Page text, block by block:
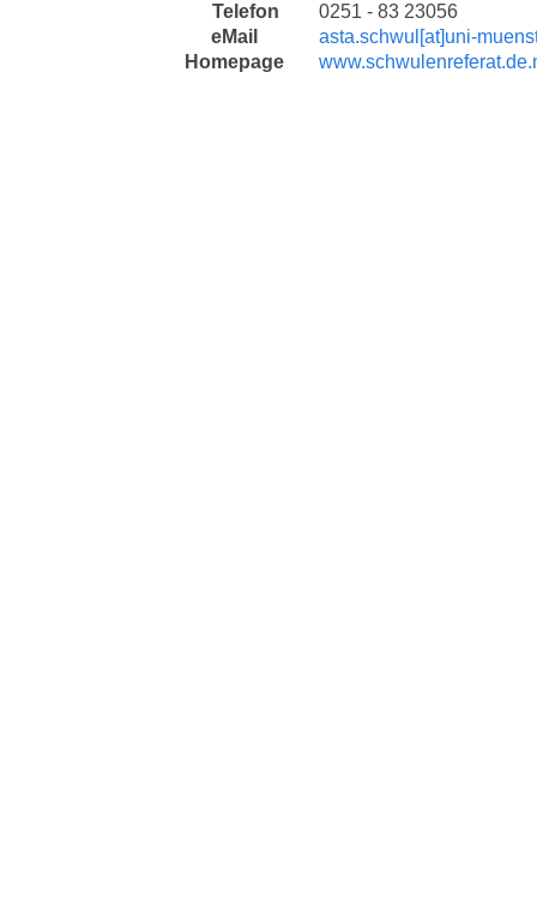
Telefon
0251 - 83 23056
eMail
asta.schwul[at]uni-
Homepage